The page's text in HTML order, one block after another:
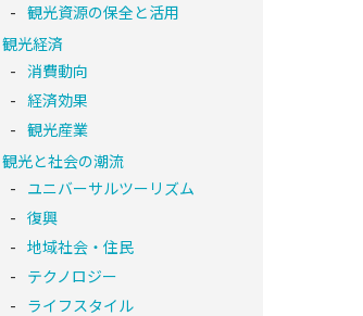
観光資源の保全と活用
観光経済
消費動向
経済効果
観光産業
観光と社会の潮流
ユニバーサルツーリズム
復興
地域社会・住民
テクノロジー
ライフスタイル